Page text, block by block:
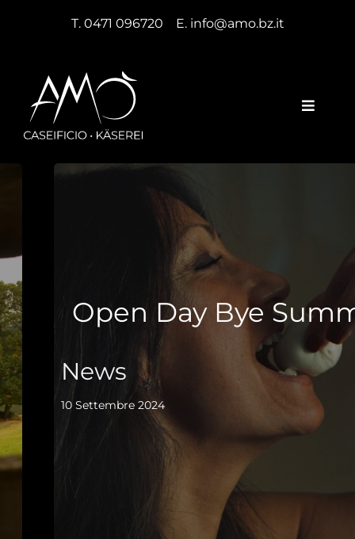
T. 0471 096720 E. info@amo.bz.it
Toggle
Azienda
Prodotti
Eventi e notizie
Newsletter
Ricette
Contattaci
Open Day Bye Summer
News
10 Settembre 2024